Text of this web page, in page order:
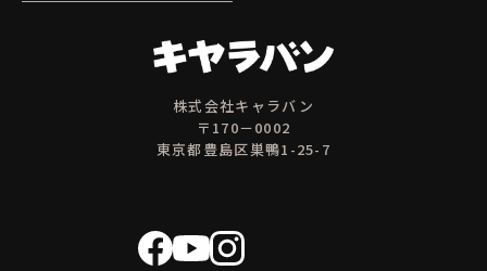
株式会社キャラバン
〒170－0002
東京都豊島区巣鴨1-25-7